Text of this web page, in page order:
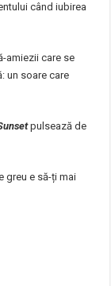
când iubirea
amiezii care se
un soare care
pulsează de
greu e să-ți mai